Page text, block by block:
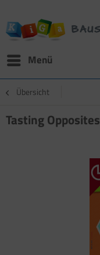
Menü
Übersicht
Tasting Opposites